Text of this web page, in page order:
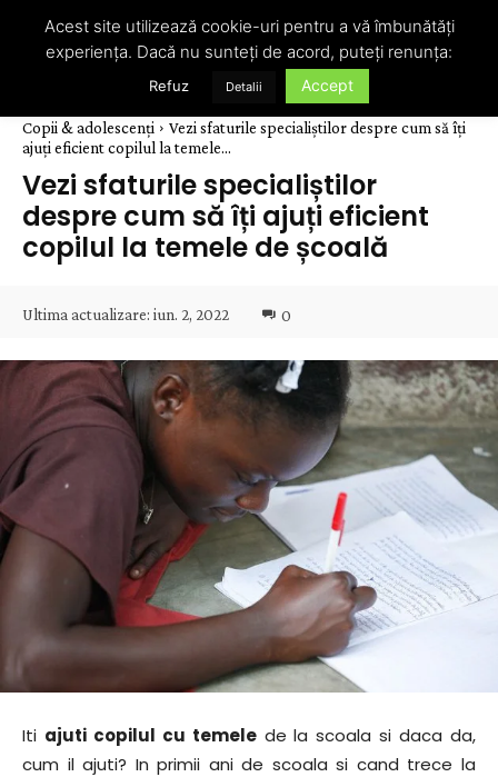
Copii & adolescenți
Vezi sfaturile specialiștilor despre cum să îți
ajuți eficient copilul la temele...
Vezi sfaturile specialiștilor
despre cum să îți ajuți eficient
copilul la temele de școală
Ultima actualizare: iun. 2, 2022 0
Iti ajuti copilul cu temelede la scoala si daca da,
cum il ajuti? In primii ani de scoala si cand trece la
Acest site utilizează cookie-uri pentru a vă îmbunătăți
experiența. Dacă nu sunteți de acord, puteți renunța:
Refuz Detalii Accept